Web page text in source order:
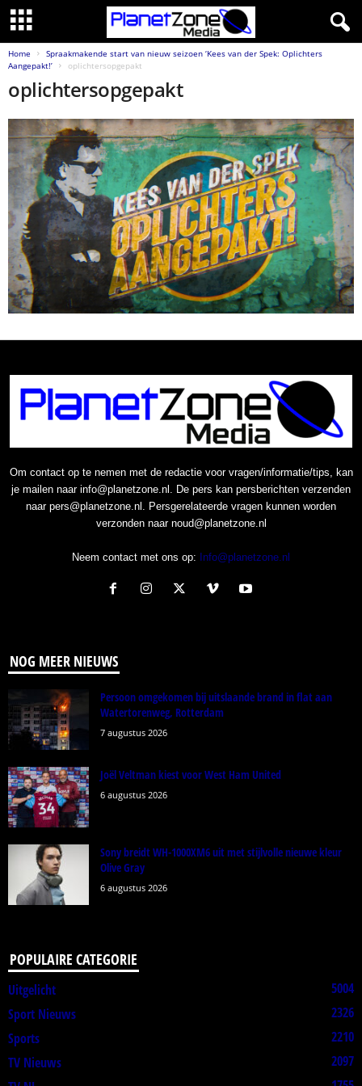
Home
Spraakmakende start van nieuw seizoen ‘Kees van der Spek: Oplichters
Aangepakt!’
oplichtersopgepakt
oplichtersopgepakt
Om contact op te nemen met de redactie voor vragen/informatie/tips, kan
je mailen naar info@planetzone.nl. De pers kan persberichten verzenden
naar pers@planetzone.nl. Persgerelateerde vragen kunnen worden
verzonden naar noud@planetzone.nl
Neem contact met ons op: Info@planetzone.nl
NOG MEER NIEUWS
Persoon omgekomen bij uitslaande brand in flat aan
Watertorenweg, Rotterdam
7 augustus 2026
Joël Veltman kiest voor West Ham United
6 augustus 2026
Sony breidt WH-1000XM6 uit met stijlvolle nieuwe kleur
Olive Gray
6 augustus 2026
POPULAIRE CATEGORIE
Uitgelicht
5004
Sport Nieuws
2326
Sports
2210
TV Nieuws
2097